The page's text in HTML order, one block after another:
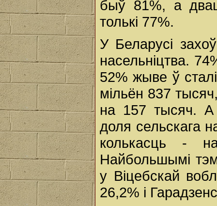
быў 81%, а
толькі 77%.
У Беларусі
насельніцтва.
52% жыве ў
мільён 837
на 157 тысяч. А
доля сельскага
колькасць -
Найбольшымі
у Віцебскай
26,2% і